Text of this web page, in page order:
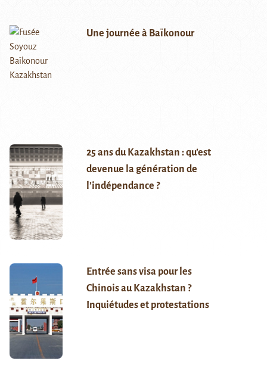
Une journée à Baïkonour
25 ans du Kazakhstan : qu’est
devenue la génération de
l’indépendance ?
Entrée sans visa pour les
Chinois au Kazakhstan ?
Inquiétudes et protestations